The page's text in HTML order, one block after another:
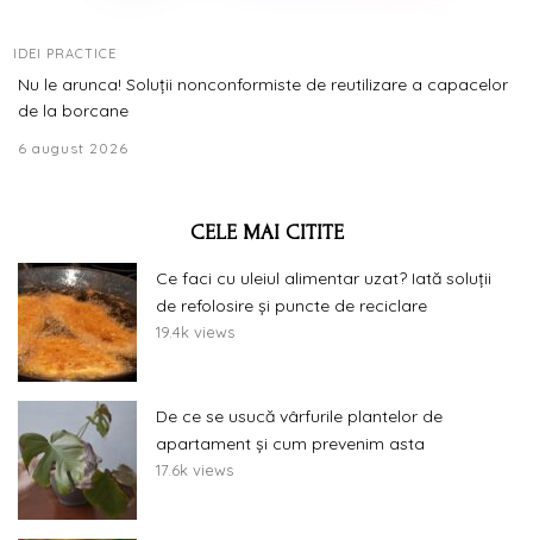
IDEI PRACTICE
Nu le arunca! Soluții nonconformiste de reutilizare a capacelor
de la borcane
6 august 2026
CELE MAI CITITE
Ce faci cu uleiul alimentar uzat? Iată soluții
de refolosire și puncte de reciclare
19.4k views
De ce se usucă vârfurile plantelor de
apartament și cum prevenim asta
17.6k views